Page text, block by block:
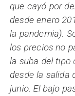
que cayó por
desde enero
la pandemia).
los precios no
la suba del tipo
desde la salida
junio. El bajo